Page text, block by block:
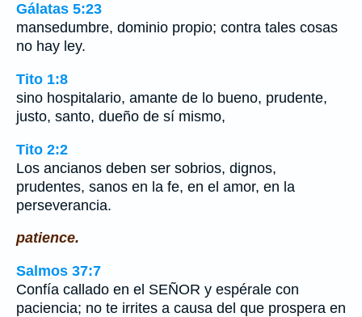
Gálatas 5:23
mansedumbre, dominio propio; contra tales cosas
no hay ley.
Tito 1:8
sino hospitalario, amante de lo bueno, prudente,
justo, santo, dueño de sí mismo,
Tito 2:2
Los ancianos deben ser sobrios, dignos,
prudentes, sanos en la fe, en el amor, en la
perseverancia.
patience.
Salmos 37:7
Confía callado en el SEÑOR y espérale con
paciencia; no te irrites a causa del que prospera en